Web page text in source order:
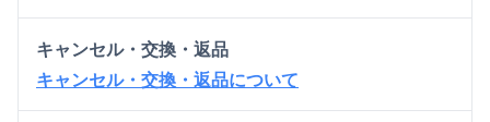
キャンセル・交換・返品
キャンセル・交換・返品について